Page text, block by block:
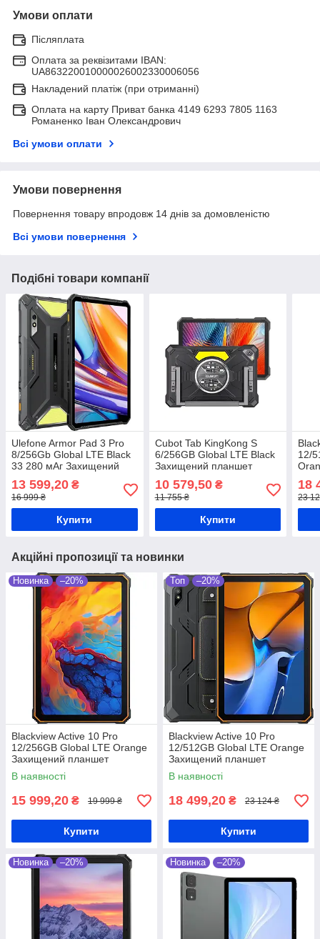
Умови оплати
Післяплата
Оплата за реквізитами IBAN:
UA863220010000026002330006056
Накладений платіж (при отриманні)
Оплата на карту Приват банка 4149 6293 7805 1163
Романенко Іван Олександрович
Всі умови оплати
Умови повернення
Повернення товару впродовж 14 днів за домовленістю
Всі умови повернення
Подібні товари компанії
Ulefone Armor Pad 3 Pro
8/256Gb Global LTE Black
33 280 мАг Захищений
планшет
13 599,20 ₴
16 999 ₴
Купити
Cubot Tab KingKong S
6/256GB Global LTE Black
Захищений планшет
Unisoc Tiger T616 15300
мАг
10 579,50₴
11 755 ₴
Купити
12/
18
23
Акційні пропозиції та новинки
Новинка –20%
Blackview Active 10 Pro
12/256GB Global LTE Orange
Захищений планшет
Dimensity 7300 30000 мАг
В наявності
15 999,20 ₴ 19 999 ₴
Купити
Топ –20%
Blackview Active 10 Pro
12/512GB Global LTE Orange
Захищений планшет
Dimensity 7300 30000 мАг
В наявності
18 499,20 ₴ 23 124 ₴
Купити
Новинка –20% Новинка –20%